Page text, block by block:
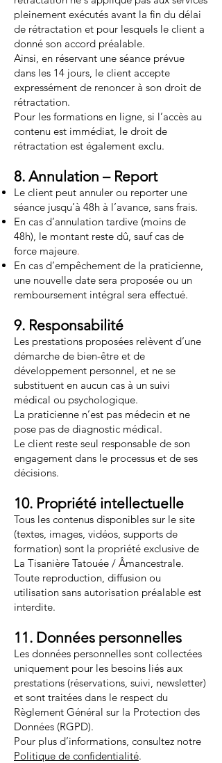
pleinement exécutés avant la fin du délai
de rétractation et pour lesquels le client a
donné son accord préalable.
Ainsi, en réservant une séance prévue
dans les 14 jours, le client accepte
expressément de renoncer à son droit de
rétractation.
Pour les formations en ligne, si l’accès au
contenu est immédiat, le droit de
rétractation est également exclu.
8. Annulation – Report
Le client peut annuler ou reporter une
séance jusqu’à 48h à l’avance, sans frais.
En cas d’annulation tardive (moins de
48h), le montant reste dû, sauf cas de
force majeure.
En cas d’empêchement de la praticienne,
une nouvelle date sera proposée ou un
remboursement intégral sera effectué.
9. Responsabilité
Les prestations proposées relèvent d’une
démarche de bien-être et de
développement personnel, et ne se
substituent en aucun cas à un suivi
médical ou psychologique.
La praticienne n’est pas médecin et ne
pose pas de diagnostic médical.
Le client reste seul responsable de son
engagement dans le processus et de ses
décisions.
10. Propriété intellectuelle
Tous les contenus disponibles sur le site
(textes, images, vidéos, supports de
formation) sont la propriété exclusive de
La Tisanière Tatouée / Âmancestrale.
Toute reproduction, diffusion ou
utilisation sans autorisation préalable est
interdite.
11. Données personnelles
Les données personnelles sont collectées
uniquement pour les besoins liés aux
prestations (réservations, suivi, newsletter)
et sont traitées dans le respect du
Règlement Général sur la Protection des
Données (RGPD).
Pour plus d’informations, consultez notre
Politique de confidentialité.